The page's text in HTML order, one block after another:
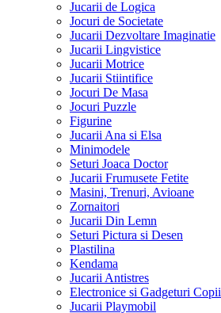
Jucarii de Logica
Jocuri de Societate
Jucarii Dezvoltare Imaginatie
Jucarii Lingvistice
Jucarii Motrice
Jucarii Stiintifice
Jocuri De Masa
Jocuri Puzzle
Figurine
Jucarii Ana si Elsa
Minimodele
Seturi Joaca Doctor
Jucarii Frumusete Fetite
Masini, Trenuri, Avioane
Zornaitori
Jucarii Din Lemn
Seturi Pictura si Desen
Plastilina
Kendama
Jucarii Antistres
Electronice si Gadgeturi Copii
Jucarii Playmobil